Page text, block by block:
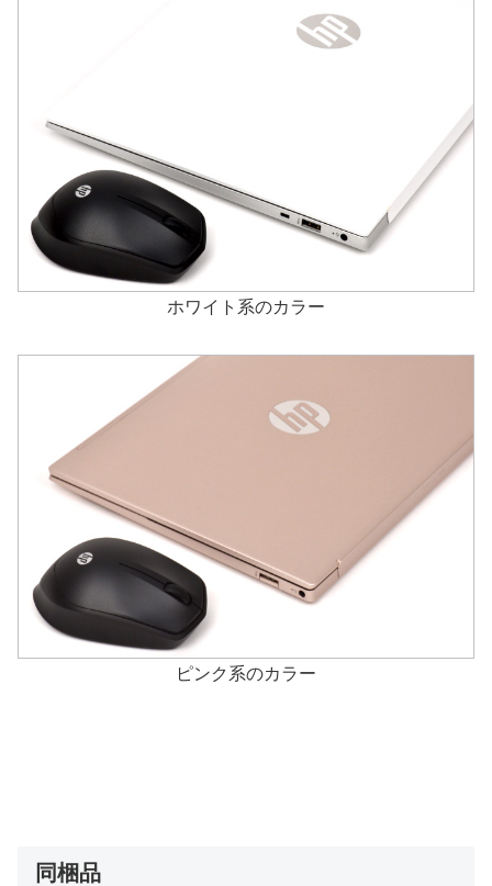
ホワイト系のカラー
ピンク系のカラー
同梱品